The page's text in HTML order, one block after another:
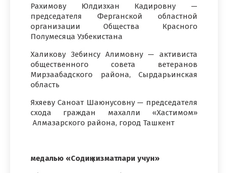
Рахимову Юлдизхан Кадировну —
председателя Ферганской областной
организации Общества Красного
Полумесяца Узбекистана
Халикову Зебинсу Алимовну — активиста
общественного совета ветеранов
Мирзаабадского района, Сырдарьинская
область
Яхяеву Саноат Шаюнусовну — председателя
схода граждан махалли «Хастимом»
Алмазарского района, город Ташкент
медалью «Содиқ хизматлари учун»